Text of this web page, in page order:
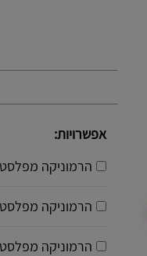
אפשרויות:
הרמוניקה מפלסטיק,
הרמוניקה מפלסטיק,
הרמוניקה מפלסטיק,